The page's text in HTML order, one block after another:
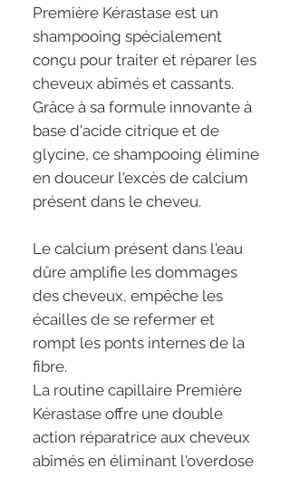
Première Kérastase est un
shampooing spécialement
conçu pour traiter et réparer les
cheveux abîmés et cassants.
Grâce à sa formule innovante à
base d'acide citrique et de
glycine, ce shampooing élimine
en douceur l'excès de calcium
présent dans le cheveu.
Le calcium présent dans l'eau
dûre amplifie les dommages
des cheveux, empêche les
écailles de se refermer et
rompt les ponts internes de la
fibre.
La routine capillaire Première
Kérastase offre une double
action réparatrice aux cheveux
abîmés en éliminant l'overdose